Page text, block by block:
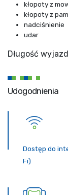
kłopoty z
kłopoty z
nadciśnienie
udar
Długość
Udogodnienia
Dostęp do
Fi)